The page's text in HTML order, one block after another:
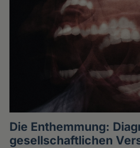
Die Enthemmung:
gesellschaftlichen